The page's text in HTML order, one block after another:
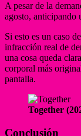
A pesar de la
agosto, anticipando
Si esto es un caso
infracción real de
una cosa queda
corporal más
pantalla.
Together
Conclusión